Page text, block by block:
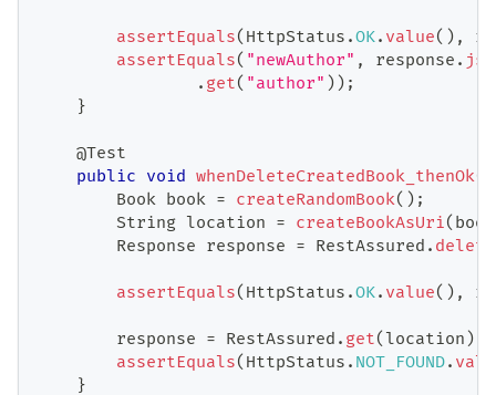
assertEquals( HttpStatus .OK. value( ) ,
assertEquals( "newAuthor" , response .
. get( "author" ) ) ;
}
@Test
public void whenDeleteCreatedBook_thenOk
Book book = createRandomBook( ) ;
String location = createBookAsUri( book
Response response = RestAssured . delete
assertEquals( HttpStatus .OK. value( ) ,
        response
= RestAssured . get( location )
assertEquals( HttpStatus . NOT_FOUND.
}